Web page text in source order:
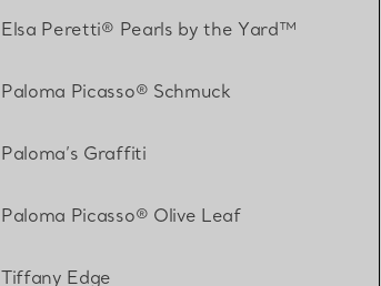
Elsa Peretti® Pearls by the Yard™
Paloma Picasso® Schmuck
Paloma’s Graffiti
Paloma Picasso® Olive Leaf
Tiffany Edge